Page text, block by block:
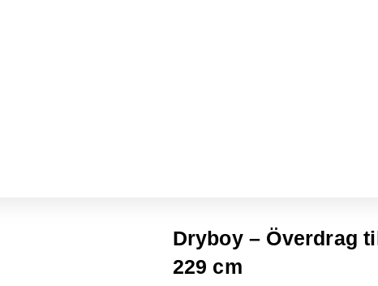
Dryboy – Överdrag
229 cm